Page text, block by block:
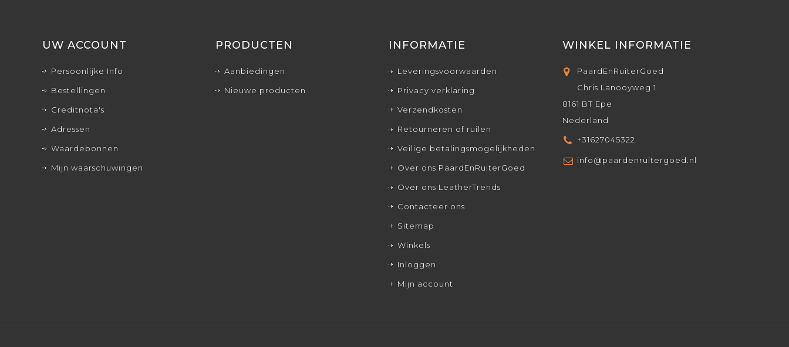
UW ACCOUNT
Persoonlijke Info
Bestellingen
Creditnota's
Adressen
Waardebonnen
Mijn waarschuwingen
PRODUCTEN
Aanbiedingen
Nieuwe producten
INFORMATIE
Leveringsvoorwaarden
Privacy verklaring
Verzendkosten
Retourneren of ruilen
Veilige betalingsmogelijkheden
Over ons PaardEnRuiterGoed
Over ons LeatherTrends
Contacteer ons
Sitemap
Winkels
Inloggen
Mijn account
WINKEL INFORMATIE
PaardEnRuiterGoed
Chris Lanooyweg 1
8161 BT Epe
Nederland
+31627045322
info@paardenruitergoed.nl